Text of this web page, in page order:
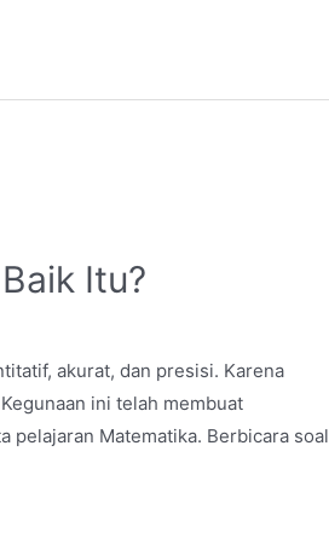
Itu?
akurat, dan presisi. Karena
ini telah membuat
pelajaran Matematika. Berbicara soal